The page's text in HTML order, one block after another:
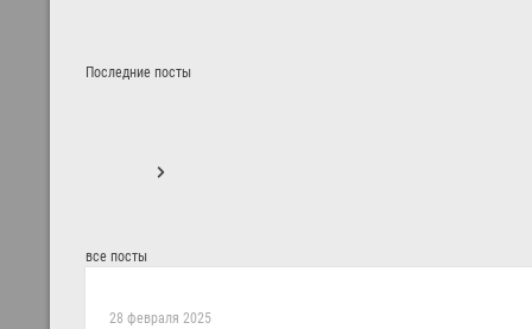
Последние посты
все посты
28 февраля 2025